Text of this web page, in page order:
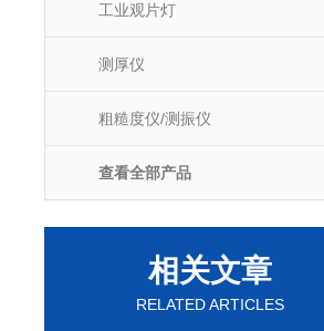
工业观片灯
测厚仪
粗糙度仪/测振仪
查看全部产品
相关文章
RELATED ARTICLES